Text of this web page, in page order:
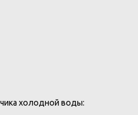
холодной воды: